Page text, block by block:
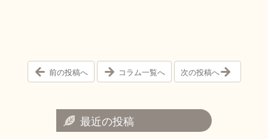
前の投稿へ コラム一覧へ 次の投稿へ
最近の投稿